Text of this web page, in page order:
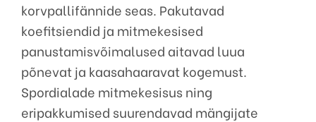
korvpallifännide seas. Pakutavad
koefitsiendid ja mitmekesised
panustamisvõimalused aitavad luua
põnevat ja kaasahaaravat kogemust.
Spordialade mitmekesisus ning
eripakkumised suurendavad mängijate